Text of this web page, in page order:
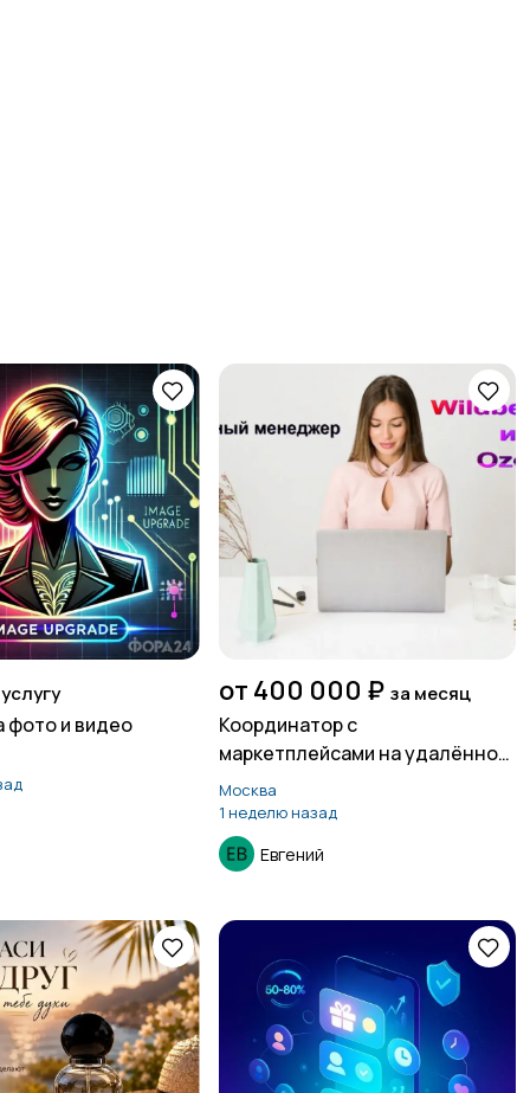
фото и видео
от 400 000 ₽ за месяц
Координатор с
маркетплейсами на удалённой
основе
Москва
1 неделю назад
Евгений